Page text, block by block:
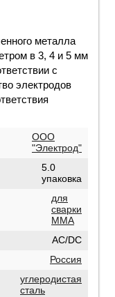
металла
в 3, 4 и 5 мм
с
электродов
ООО
"Электрод"
5.0
упаковка
для
сварки
MMA
AC/DC
Россия
углеродистая
сталь